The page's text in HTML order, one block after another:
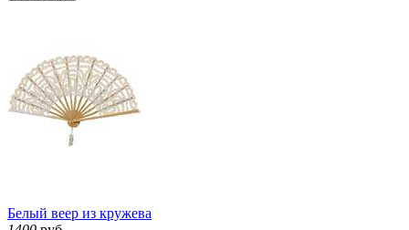
Белый веер из кружева